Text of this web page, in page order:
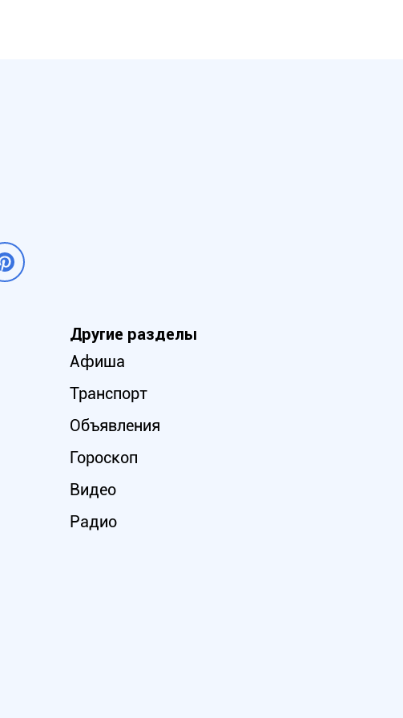
Другие разделы
Афиша
Транспорт
Объявления
Гороскоп
Видео
Радио